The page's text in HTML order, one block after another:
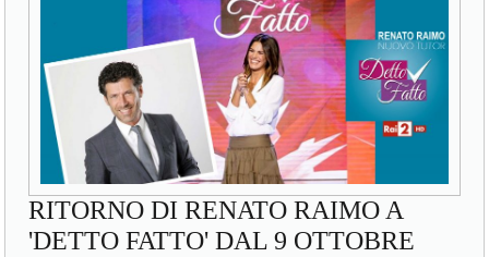
RITORNO DI RENATO RAIMO A
'DETTO FATTO' DAL 9 OTTOBRE